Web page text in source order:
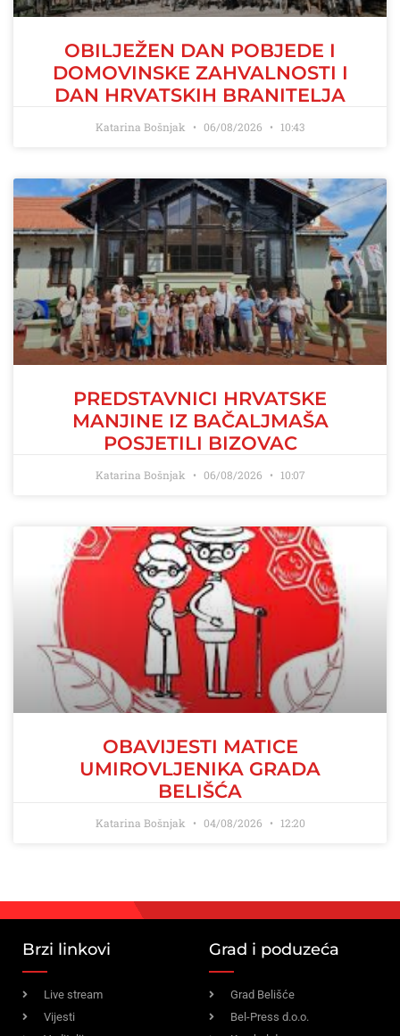
OBILJEŽEN DAN POBJEDE I
DOMOVINSKE ZAHVALNOSTI I
DAN HRVATSKIH BRANITELJA
Katarina Bošnjak 06/08/2026 10:43
PREDSTAVNICI HRVATSKE
MANJINE IZ BAČALJMAŠA
POSJETILI BIZOVAC
Katarina Bošnjak 06/08/2026 10:07
OBAVIJESTI MATICE
UMIROVLJENIKA GRADA
BELIŠĆA
Katarina Bošnjak 04/08/2026 12:20
Brzi linkovi
Live stream
Vijesti
Grad i poduzeća
Grad Belišće
Bel-Press d.o.o.